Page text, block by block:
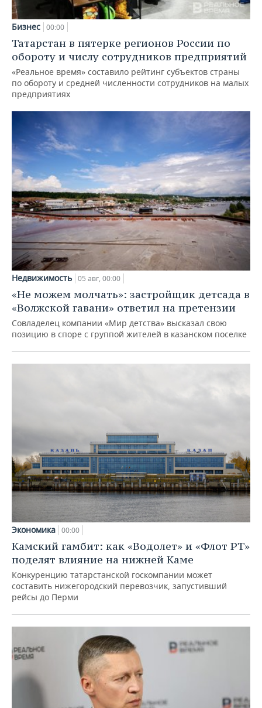
Бизнес 00:00
Татарстан в пятерке регионов России по
обороту и числу сотрудников предприятий
«Реальное время» составило рейтинг субъектов страны
по обороту и средней численности сотрудников на малых
предприятиях
Недвижимость 05 авг, 00:00
«Не можем молчать»: застройщик детсада в
«Волжской гавани» ответил на претензии
Совладелец компании «Мир детства» высказал свою
позицию в споре с группой жителей в казанском поселке
Экономика 00:00
Камский гамбит: как «Водолет» и «Флот РТ»
поделят влияние на нижней Каме
Конкуренцию татарстанской госкомпании может
составить нижегородский перевозчик, запустивший
рейсы до Перми